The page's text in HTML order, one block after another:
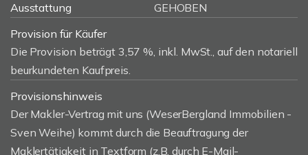
Ausstattung
GEHOBEN
Provision für Käufer
Die Provision beträgt 3,57 %, inkl. MwSt., auf den notariell
beurkundeten Kaufpreis.
Provisionshinweis
Der Makler-Vertrag mit uns (WeserBergland Immobilien -
Sven Weihe) kommt durch die Beauftragung der
Maklertätigkeit in Textform (z.B. durch E-Mail-